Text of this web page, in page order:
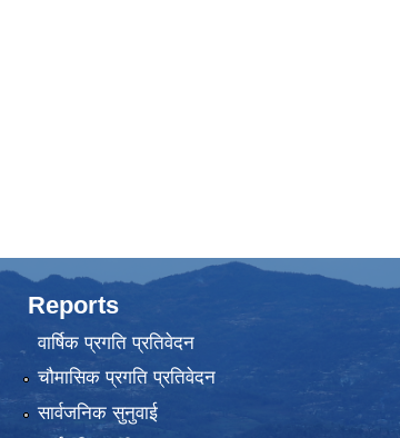
Reports
वार्षिक प्रगति प्रतिवेदन
चौमासिक प्रगति प्रतिवेदन
सार्वजनिक सुनुवाई